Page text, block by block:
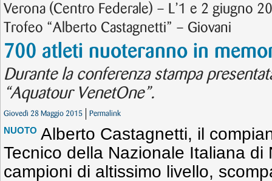
Verona (Centro Federale) – L’1 e 2 giugno
Trofeo “Alberto Castagnetti” – Giovani
700 atleti nuoteranno in
Durante la conferenza stampa
“Aquatour VenetOne”.
Giovedì 28 Maggio 2015 Permalink
NUOTO Alberto Castagnetti, il
Tecnico della Nazionale Italiana
campioni di altissimo livello,